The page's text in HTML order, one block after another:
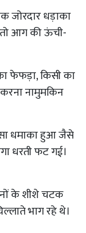
जोरदार धड़ाका
आग की ऊंची-
फेफड़ा, किसी का
नामुमकिन
धमाका हुआ जैसे
धरती फट गई।
के शीशे चटक
भाग रहे थे।